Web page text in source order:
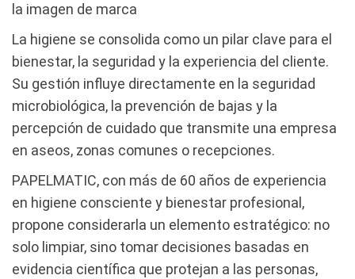
la imagen de marca
La higiene se consolida como un pilar clave para el
bienestar, la seguridad y la experiencia del cliente.
Su gestión influye directamente en la seguridad
microbiológica, la prevención de bajas y la
percepción de cuidado que transmite una empresa
en aseos, zonas comunes o recepciones.
PAPELMATIC, con más de 60 años de experiencia
en higiene consciente y bienestar profesional,
propone considerarla un elemento estratégico: no
solo limpiar, sino tomar decisiones basadas en
evidencia científica que protejan a las personas,